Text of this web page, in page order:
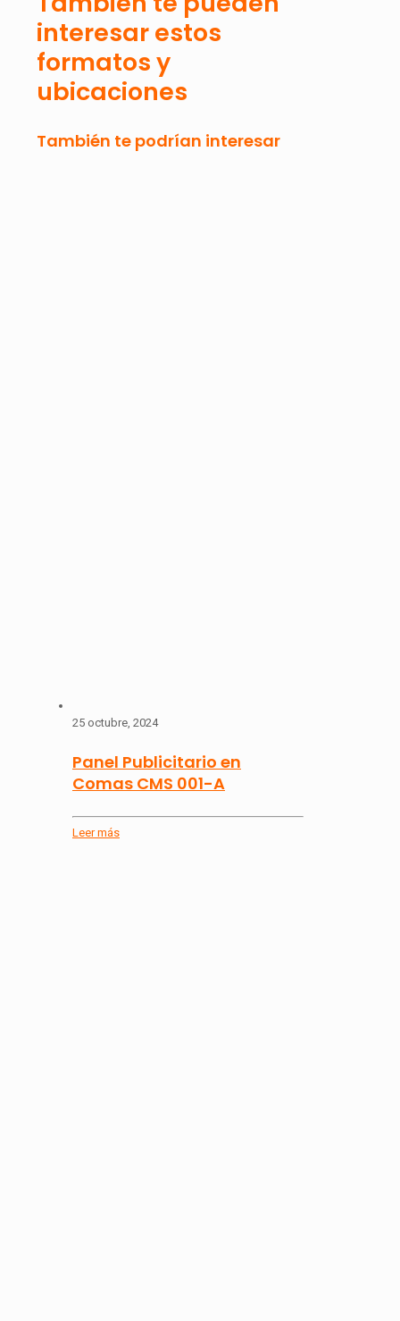
interesar estos
formatos y
ubicaciones
También te podrían interesar
25 octubre, 2024
Panel Publicitario en
Comas CMS 001-A
Leer más